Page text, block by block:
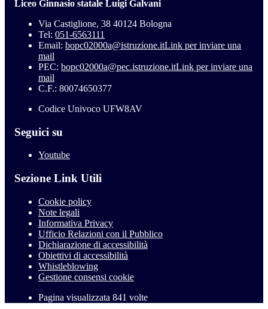
Liceo Ginnasio statale Luigi Galvani
Via Castiglione, 38 40124 Bologna
Tel: 051-6563111
Email: bopc02000a@istruzione.itLink per inviare una
mail
PEC: bopc02000a@pec.istruzione.itLink per inviare una
mail
C.F.: 80074650377
Codice Univoco UFW8AV
Seguici su
Youtube
Sezione Link Utili
Cookie policy
Note legali
Informativa Privacy
Ufficio Relazioni con il Pubblico
Dichiarazione di accessibilità
Obiettivi di accessibilità
Whistleblowing
Gestione consensi cookie
Pagina visualizzata 841 volte